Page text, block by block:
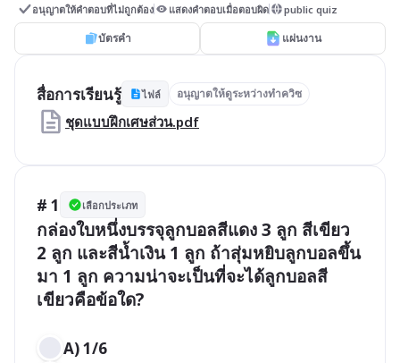
อนุญาตให้คำตอบที่ไม่ถูกต้อง แสดงคำตอบเมื่อตอบผิด public quiz
บัตรคำ แผ่นงาน
สื่อการเรียนรู้ ไฟล์ อนุญาตให้ดูระหว่างทำควิซ
ชุดแบบฝึกเศษส่วน.pdf
# 1 เลือกประเภท
กล่องใบหนึ่งบรรจุลูกบอลสีแดง 3 ลูก สีเขียว
2 ลูก และสีน้ำเงิน 1 ลูก ถ้าสุ่มหยิบลูกบอลขึ้น
มา 1 ลูก ความน่าจะเป็นที่จะได้ลูกบอลสี
เขียวคือข้อใด?
A) 1/6